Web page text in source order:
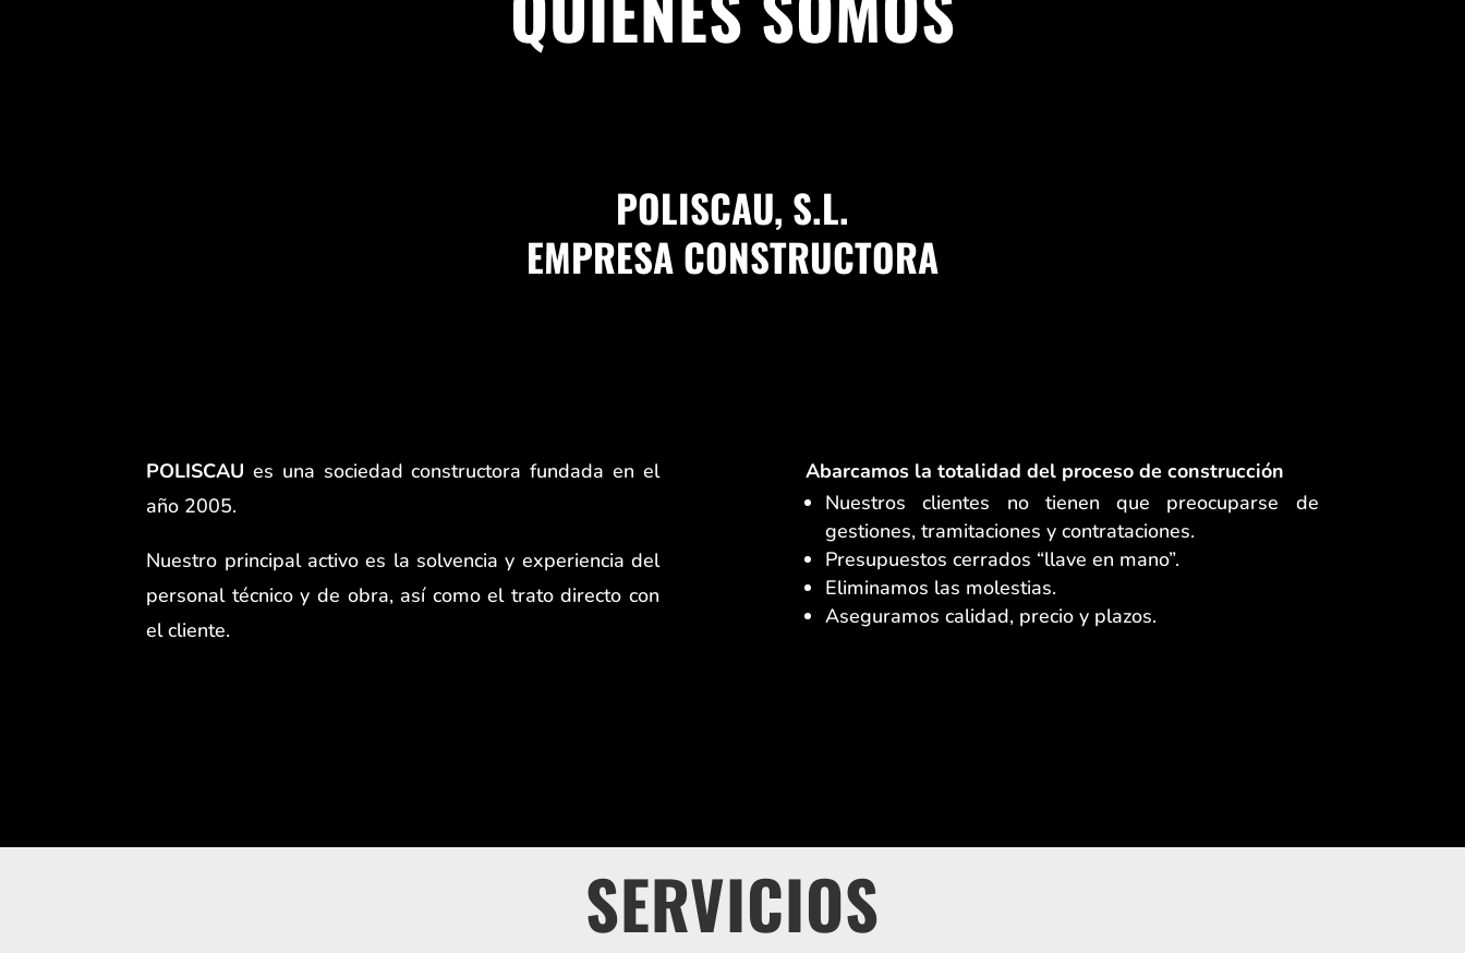
POLISCAU, S.L.
EMPRESA CONSTRUCTORA
POLISCAU es una sociedad constructora fundada en el
año 2005.
Nuestro principal activo es la solvencia y experiencia del
personal técnico y de obra, así como el trato directo con
el cliente.
Abarcamos la totalidad del proceso de construcción
Nuestros clientes no tienen que preocuparse de
gestiones, tramitaciones y contrataciones.
Presupuestos cerrados “llave en mano”.
Eliminamos las molestias.
Aseguramos calidad, precio y plazos.
SERVICIOS